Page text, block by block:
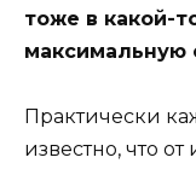
тоже в какой-
максимальную
Практически
известно, что